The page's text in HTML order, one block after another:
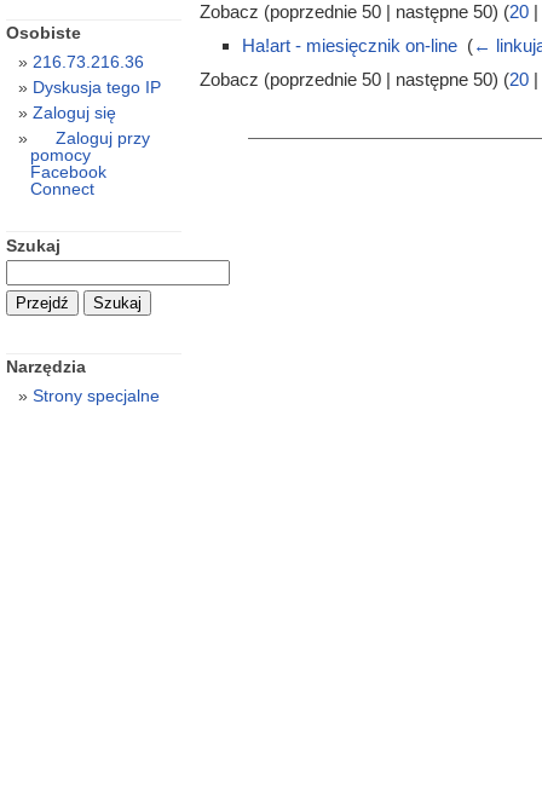
Zobacz (poprzednie 50 | następne 50) (20|
Ha!art - miesięcznik on-line‎ (←
Zobacz (poprzednie 50 | następne 50) (20|
Osobiste
216.73.216.36
Dyskusja tego IP
Zaloguj się
Zaloguj przy
pomocy
Facebook
Connect
Szukaj
Narzędzia
Strony specjalne